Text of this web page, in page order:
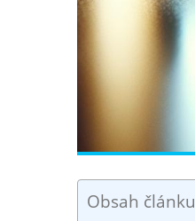
Obsah článku